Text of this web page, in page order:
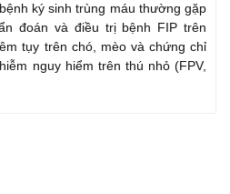
ký sinh trùng máu thường gặp
đoán và điều trị bệnh FIP trên
tụy trên chó, mèo và chứng chỉ
nguy hiểm trên thú nhỏ (FPV,